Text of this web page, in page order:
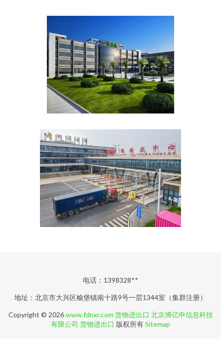
电话：1398328**
地址：北京市大兴区榆垡镇南十路9号一层1344室（集群注册）
Copyright © 2026www.fdnxr.com 货物进出口 北京博亿申信息科技
有限公司 货物进出口 版权所有Sitemap